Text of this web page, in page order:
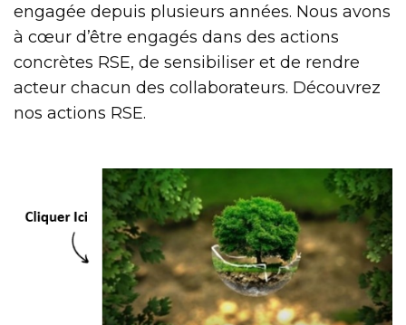
engagée depuis plusieurs années. Nous avons
à cœur d’être engagés dans des actions
concrètes RSE, de sensibiliser et de rendre
acteur chacun des collaborateurs. Découvrez
nos actions RSE.